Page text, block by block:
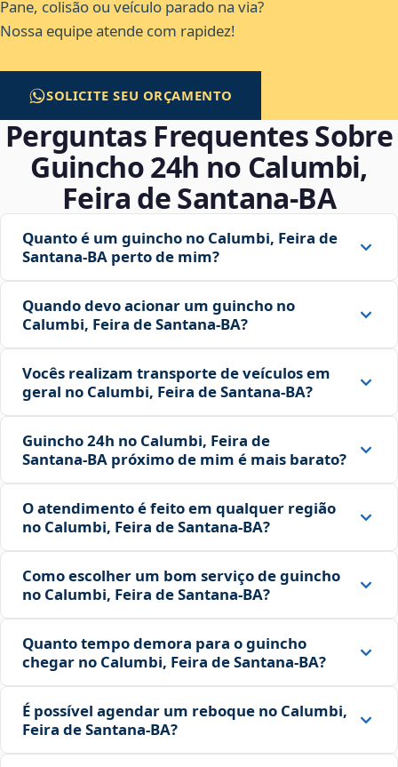
Pane, colisão ou veículo parado na via?
Nossa equipe atende com rapidez!
SOLICITE SEU ORÇAMENTO
Perguntas Frequentes Sobre
Guincho 24h no Calumbi,
Feira de Santana‑BA
Quanto é um guincho no Calumbi, Feira de
Santana‑BA perto de mim?
Quando devo acionar um guincho no
Calumbi, Feira de Santana‑BA?
Vocês realizam transporte de veículos em
geral no Calumbi, Feira de Santana‑BA?
Guincho 24h no Calumbi, Feira de
Santana‑BA próximo de mim é mais barato?
O atendimento é feito em qualquer região
no Calumbi, Feira de Santana‑BA?
Como escolher um bom serviço de guincho
no Calumbi, Feira de Santana‑BA?
Quanto tempo demora para o guincho
chegar no Calumbi, Feira de Santana‑BA?
É possível agendar um reboque no Calumbi,
Feira de Santana‑BA?